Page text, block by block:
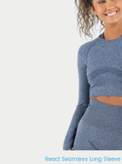
React Seamless Long